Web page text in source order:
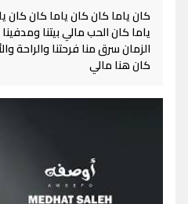
كان ياما كان كان ياما كان كان
ياما كان الحب مالي بيتنا ومدفينا
الزمان سرق منا فرحتنا والراحة
كان هنا مالي